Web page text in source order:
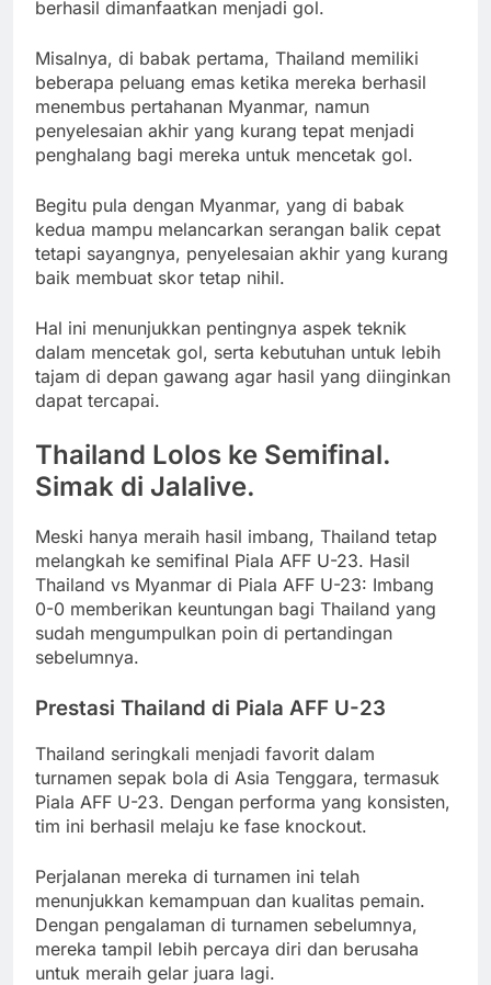
berhasil dimanfaatkan menjadi gol.
Misalnya, di babak pertama, Thailand memiliki
beberapa peluang emas ketika mereka berhasil
menembus pertahanan Myanmar, namun
penyelesaian akhir yang kurang tepat menjadi
penghalang bagi mereka untuk mencetak gol.
Begitu pula dengan Myanmar, yang di babak
kedua mampu melancarkan serangan balik cepat
tetapi sayangnya, penyelesaian akhir yang kurang
baik membuat skor tetap nihil.
Hal ini menunjukkan pentingnya aspek teknik
dalam mencetak gol, serta kebutuhan untuk lebih
tajam di depan gawang agar hasil yang diinginkan
dapat tercapai.
Thailand Lolos ke Semifinal.
Simak di Jalalive.
Meski hanya meraih hasil imbang, Thailand tetap
melangkah ke semifinal Piala AFF U-23. Hasil
Thailand vs Myanmar di Piala AFF U-23: Imbang
0-0 memberikan keuntungan bagi Thailand yang
sudah mengumpulkan poin di pertandingan
sebelumnya.
Prestasi Thailand di Piala AFF U-23
Thailand seringkali menjadi favorit dalam
turnamen sepak bola di Asia Tenggara, termasuk
Piala AFF U-23. Dengan performa yang konsisten,
tim ini berhasil melaju ke fase knockout.
Perjalanan mereka di turnamen ini telah
menunjukkan kemampuan dan kualitas pemain.
Dengan pengalaman di turnamen sebelumnya,
mereka tampil lebih percaya diri dan berusaha
untuk meraih gelar juara lagi.